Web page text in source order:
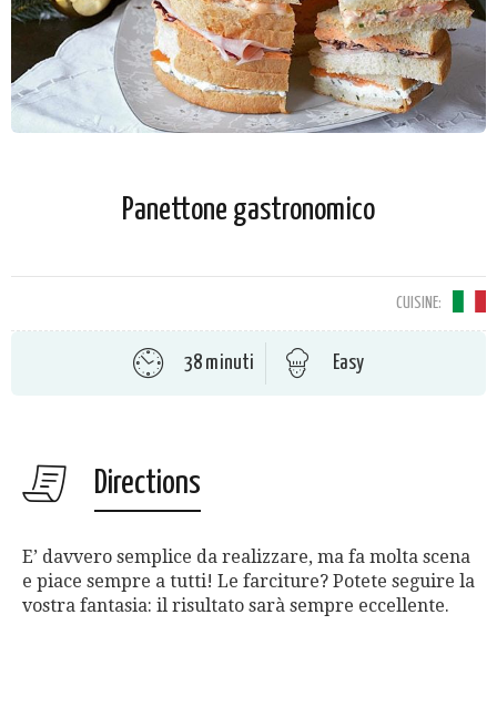
Panettone gastronomico
CUISINE:
38 minuti Easy
Directions
E’ davvero semplice da realizzare, ma fa molta scena
e piace sempre a tutti! Le farciture? Potete seguire la
vostra fantasia: il risultato sarà sempre eccellente.